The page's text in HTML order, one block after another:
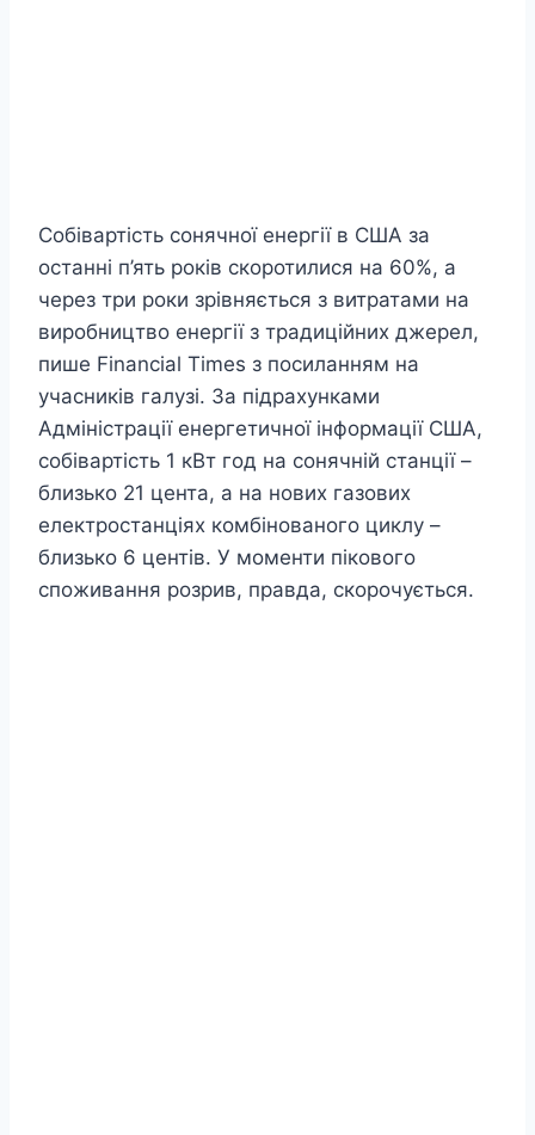
Собівартість сонячної енергії в США за
останні п’ять років скоротилися на 60%, а
через три роки зрівняється з витратами на
виробництво енергії з традиційних джерел,
пише Financial Times з посиланням на
учасників галузі. За підрахунками
Адміністрації енергетичної інформації США,
собівартість 1 кВт год на сонячній станції –
близько 21 цента, а на нових газових
електростанціях комбінованого циклу –
близько 6 центів. У моменти пікового
споживання розрив, правда, скорочується.